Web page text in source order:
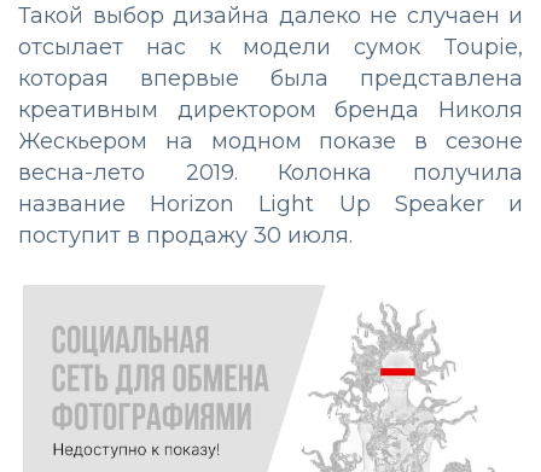
Такой выбор дизайна далеко не случаен и
отсылает нас к модели сумок Toupie,
которая впервые была представлена
креативным директором бренда Николя
Жескьером на модном показе в сезоне
весна-лето 2019. Колонка получила
название Horizon Light Up Speaker и
поступит в продажу 30 июля.